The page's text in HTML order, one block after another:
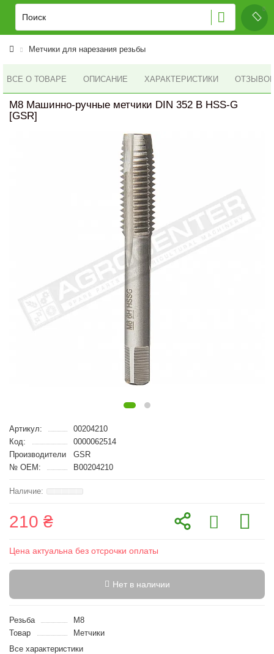
Метчики для нарезания резьбы
ВСЕ О ТОВАРЕ ОПИСАНИЕ ХАРАКТЕРИСТИКИ ОТЗЫВОВ
M8 Машинно-ручные метчики DIN 352 B HSS-G
[GSR]
Артикул:
00204210
Код:
0000062514
Производители
GSR
№ OEM:
B00204210
210 ₴
Цена актуальна без отсрочки оплаты
Нет в наличии
Резьба
M8
Товар
Метчики
Все характеристики